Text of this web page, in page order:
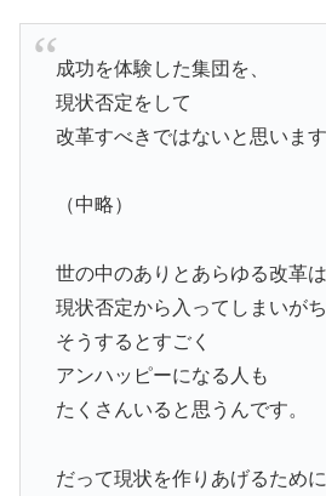
成功を体験した集団を、
現状否定をして
改革すべきではないと思います
（中略）
世の中のありとあらゆる改革は
現状否定から入ってしまいがち
そうするとすごく
アンハッピーになる人も
たくさんいると思うんです。
だって現状を作りあげるために